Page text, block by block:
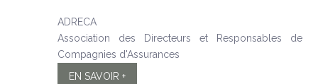
ADRECA
Association des Directeurs et Responsables de
Compagnies d'Assurances
EN SAVOIR +